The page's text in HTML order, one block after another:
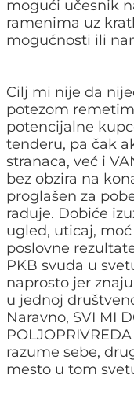
mogući učesnik
ramenima uz
mogućnosti ili
Cilj mi nije da
potezom
potencijalne
tenderu, pa čak
stranaca, već i
bez obzira na
proglašen za
raduje. Dobiće
ugled, uticaj,
poslovne
PKB svuda u
naprosto jer
u jednoj
Naravno, SVI MI
razume sebe,
mesto u tom